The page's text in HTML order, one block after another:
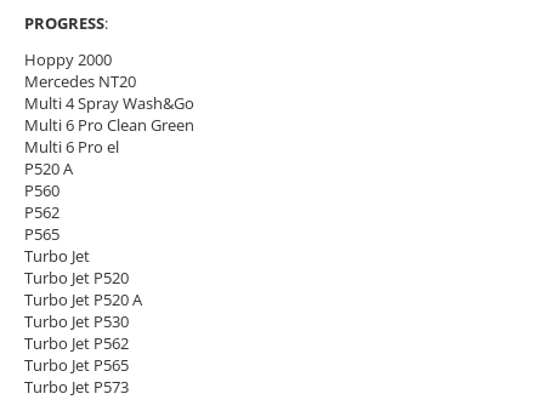
PROGRESS:
Hoppy 2000
Mercedes NT20
Multi 4 Spray Wash&Go
Multi 6 Pro Clean Green
Multi 6 Pro el
P520 A
P560
P562
P565
Turbo Jet
Turbo Jet P520
Turbo Jet P520 A
Turbo Jet P530
Turbo Jet P562
Turbo Jet P565
Turbo Jet P573